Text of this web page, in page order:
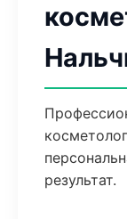
результат.